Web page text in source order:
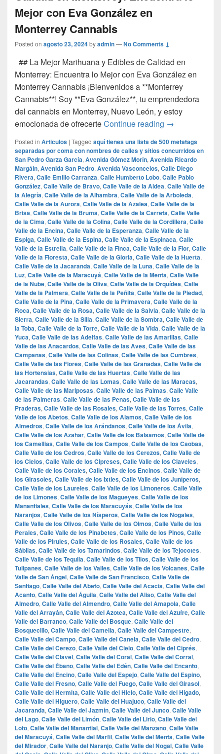
Mejor con Eva González en
Monterrey Cannabis
Posted on agosto 23, 2024byadmin—No Comments ↓
## La Mejor Marihuana y Edibles de Calidad en
Monterrey: Encuentra lo Mejor con Eva González en
Monterrey Cannabis ¡Bienvenidos a **Monterrey
Cannabis**! Soy **Eva González**, tu emprendedora
del cannabis en Monterrey, Nuevo León, y estoy
emocionada de ofrecerteContinue reading ## La Mejor
→
Posted in Articulos | Tagged aquí tienes una lista de 500 metatags
separadas por coma con nombres de calles y sitios concurridos en
San Pedro Garza García, Avenida Gómez Morín, Avenida Ricardo
Margáin, Avenida San Pedro, Avenida Vasconcelos, Calle Diego
Rivera, Calle Emilio Carranza, Calle Humberto Lobo, Calle Pablo
González, Calle Valle de Bravo, Calle Valle de la Aldea, Calle Valle de
la Alegría, Calle Valle de la Alhambra, Calle Valle de la Arboleda,
Calle Valle de la Aurora, Calle Valle de la Azalea, Calle Valle de la
Brisa, Calle Valle de la Bruma, Calle Valle de la Carreta, Calle Valle
de la Cima, Calle Valle de la Colina, Calle Valle de la Cordillera, Calle
Valle de la Encina, Calle Valle de la Esperanza, Calle Valle de la
Espiga, Calle Valle de la Espina, Calle Valle de la Espinaca, Calle
Valle de la Estrella, Calle Valle de la Finca, Calle Valle de la Flor, Calle
Valle de la Floresta, Calle Valle de la Gloria, Calle Valle de la Huerta,
Calle Valle de la Jacaranda, Calle Valle de la Luna, Calle Valle de la
Luz, Calle Valle de la Maracuyá, Calle Valle de la Menta, Calle Valle
de la Nube, Calle Valle de la Oliva, Calle Valle de la Orquídea, Calle
Valle de la Palmera, Calle Valle de la Peñita, Calle Valle de la Piedad,
Calle Valle de la Pina, Calle Valle de la Primavera, Calle Valle de la
Roca, Calle Valle de la Rosa, Calle Valle de la Salvia, Calle Valle de la
Sierra, Calle Valle de la Silla, Calle Valle de la Sombra, Calle Valle de
la Toba, Calle Valle de la Torre, Calle Valle de la Vida, Calle Valle de la
Yuca, Calle Valle de las Adelfas, Calle Valle de las Amarillas, Calle
Valle de las Anacardos, Calle Valle de las Aves, Calle Valle de las
Campanas, Calle Valle de las Colinas, Calle Valle de las Cumbres,
Calle Valle de las Flores, Calle Valle de las Granadas, Calle Valle de
las Hortensias, Calle Valle de las Huertas, Calle Valle de las
Jacarandas, Calle Valle de las Lomas, Calle Valle de las Maracas,
Calle Valle de las Mariposas, Calle Valle de las Palmas, Calle Valle
de las Palmeras, Calle Valle de las Penas, Calle Valle de las
Praderas, Calle Valle de las Rosales, Calle Valle de las Torres, Calle
Valle de los Abetos, Calle Valle de los Alamos, Calle Valle de los
Almedros, Calle Valle de los Arándanos, Calle Valle de los Ávila,
Calle Valle de los Azahar, Calle Valle de los Balsamos, Calle Valle de
los Camellias, Calle Valle de los Campos, Calle Valle de los Caobas,
Calle Valle de los Cedros, Calle Valle de los Cerezos, Calle Valle de
los Cielos, Calle Valle de los Cipreses, Calle Valle de los Claveles,
Calle Valle de los Corales, Calle Valle de los Encinos, Calle Valle de
los Girasoles, Calle Valle de los Ixtles, Calle Valle de los Juníperos,
Calle Valle de los Laureles, Calle Valle de los Limoneros, Calle Valle
de los Limones, Calle Valle de los Magueyes, Calle Valle de los
Manantiales, Calle Valle de los Maracuyás, Calle Valle de los
Naranjos, Calle Valle de los Nísperos, Calle Valle de los Nogales,
Calle Valle de los Olivos, Calle Valle de los Olmos, Calle Valle de los
Perales, Calle Valle de los Pinabetes, Calle Valle de los Pinos, Calle
Valle de los Pirules, Calle Valle de los Rosales, Calle Valle de los
Sábilas, Calle Valle de los Tamarindos, Calle Valle de los Tejocotes,
Calle Valle de los Tequila, Calle Valle de los Tilos, Calle Valle de los
Tulipanes, Calle Valle de los Valles, Calle Valle de los Volcanes, Calle
Valle de San Ángel, Calle Valle de San Francisco, Calle Valle de
Santiago, Calle Valle del Abeto, Calle Valle del Acacia, Calle Valle del
Acanto, Calle Valle del Águila, Calle Valle del Aliso, Calle Valle del
Almedro, Calle Valle del Almendro, Calle Valle del Amapola, Calle
Valle del Arrayán, Calle Valle del Azotea, Calle Valle del Azufre, Calle
Valle del Barranco, Calle Valle del Bosque, Calle Valle del
Bosquecillo, Calle Valle del Camelia, Calle Valle del Campestre,
Calle Valle del Campo, Calle Valle del Canela, Calle Valle del Cedro,
Calle Valle del Cerezo, Calle Valle del Cielo, Calle Valle del Ciprés,
Calle Valle del Clavel, Calle Valle del Coral, Calle Valle del Corral,
Calle Valle del Ébano, Calle Valle del Edén, Calle Valle del Encanto,
Calle Valle del Encino, Calle Valle del Espejo, Calle Valle del Espino,
Calle Valle del Fresno, Calle Valle del Fuego, Calle Valle del Girasol,
Calle Valle del Hermita, Calle Valle del Hielo, Calle Valle del Hígado,
Calle Valle del Higuero, Calle Valle del Huajuco, Calle Valle del
Jacaranda, Calle Valle del Jazmín, Calle Valle del Junco, Calle Valle
del Lago, Calle Valle del Limón, Calle Valle del Lirio, Calle Valle del
Loto, Calle Valle del Manantial, Calle Valle del Manzano, Calle Valle
del Maracuyá, Calle Valle del Marfil, Calle Valle del Menta, Calle Valle
del Mirador, Calle Valle del Naranjo, Calle Valle del Nogal, Calle Valle